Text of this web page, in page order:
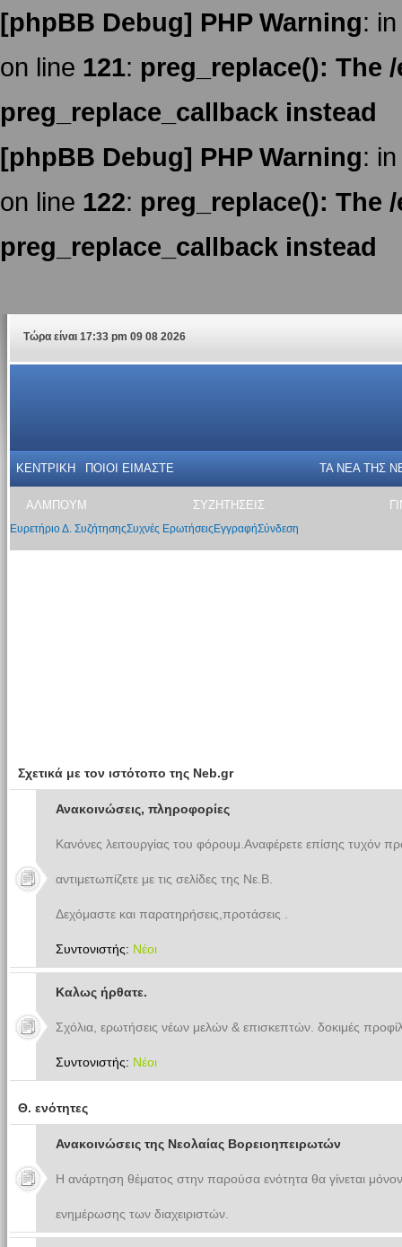
[phpBB Debug] PHP Warning:
on line 121: preg_replace(): The
preg_replace_callback instead
[phpBB Debug] PHP Warning:
on line 122: preg_replace(): The
preg_replace_callback instead
Τώρα είναι 17:33 pm 09 08 2026
ΚΕΝΤΡΙΚΗ ΠΟΙΟΙ ΕΙΜΑΣΤΕ ΤΑ ΝΕΑ THΣ
ΑΛΜΠΟΥΜ ΣΥΖΗΤΗΣΕΙΣ
Ευρετήριο Δ. ΣυζήτησηςΣυχνές Ερωτήσεις ΕγγραφήΣύνδεση
Σχετικά με τον ιστότοπο της Neb.gr
Ανακοινώσεις, πληροφορίες
Κανόνες λειτουργίας του φόρουμ.Αναφέρετε επίσης τυχόν
αντιμετωπίζετε με τις σελίδες της Νε.Β.
Δεχόμαστε και παρατηρήσεις,προτάσεις .
Συντονιστής: Νέοι
Καλως ήρθατε.
Σχόλια, ερωτήσεις νέων μελών & επισκεπτών. δοκιμές
Συντονιστής: Νέοι
Θ. ενότητες
Ανακοινώσεις της Νεολαίας Βορειοηπειρωτών
Η ανάρτηση θέματος στην παρούσα ενότητα θα γίνεται
ενημέρωσης των διαχειριστών.